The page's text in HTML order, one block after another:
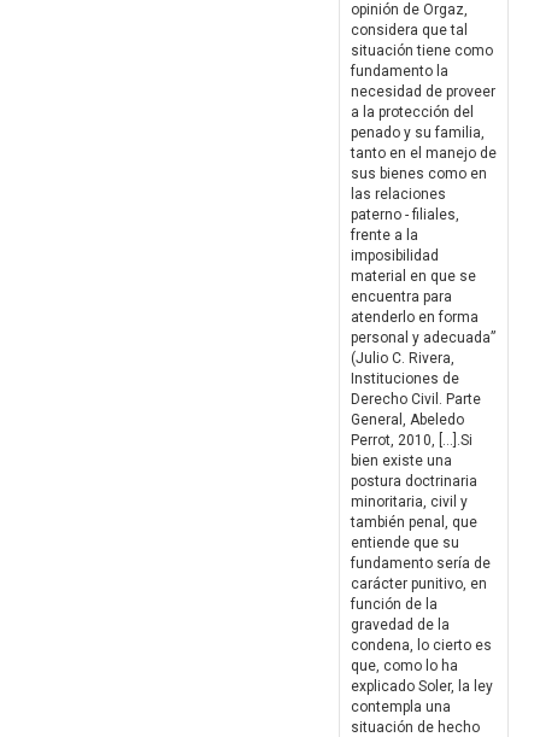
opinión de Orgaz,
considera que tal
situación tiene como
fundamento la
necesidad de proveer
a la protección del
penado y su familia,
tanto en el manejo de
sus bienes como en
las relaciones
paterno - filiales,
frente a la
imposibilidad
material en que se
encuentra para
atenderlo en forma
personal y adecuada”
(Julio C. Rivera,
Instituciones de
Derecho Civil. Parte
General, Abeledo
Perrot, 2010, […].Si
bien existe una
postura doctrinaria
minoritaria, civil y
también penal, que
entiende que su
fundamento sería de
carácter punitivo, en
función de la
gravedad de la
condena, lo cierto es
que, como lo ha
explicado Soler, la ley
contempla una
situación de hecho